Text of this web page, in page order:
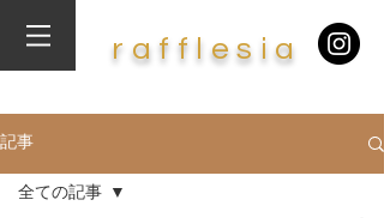
​r af f lesia
記事
全ての記事